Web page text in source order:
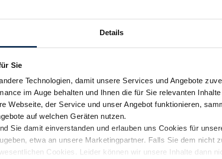
Details
Sie
Technologien, damit unsere Services und Angebote
im Auge behalten und Ihnen die für Sie relevanten
Webseite, der Service und unser Angebot funktionieren,
auf welchen Geräten nutzen.
Sie damit einverstanden und erlauben uns Cookies für
etwa an unsere Marketingpartner. Falls Sie dem nicht
Cookies. Leider können wir unsere Inhalte dann